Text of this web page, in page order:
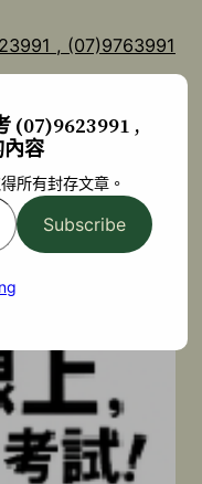
, (07)9763991
(07)9623991 ,
容
所有封存文章。
Subscribe